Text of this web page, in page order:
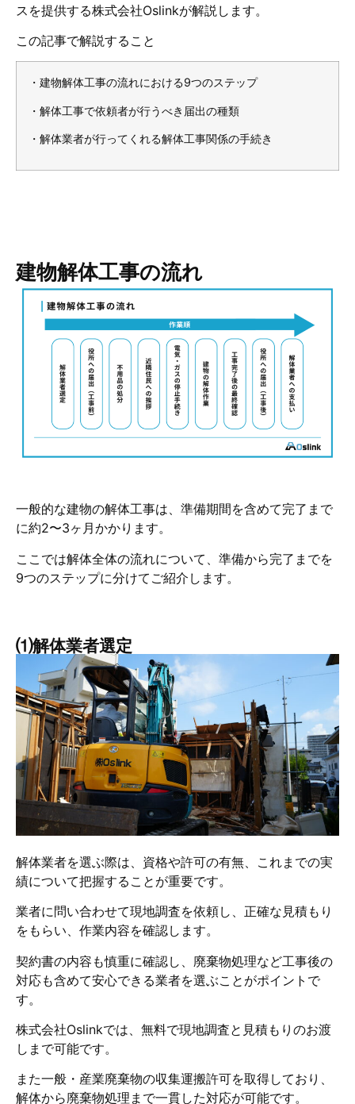
スを提供する株式会社Oslinkが解説します。
この記事で解説すること
・建物解体工事の流れにおける9つのステップ
・解体工事で依頼者が行うべき届出の種類
・解体業者が行ってくれる解体工事関係の手続き
建物解体工事の流れ
一般的な建物の解体工事は、準備期間を含めて完了まで
に約2〜3ヶ月かかります。
ここでは解体全体の流れについて、準備から完了までを
9つのステップに分けてご紹介します。
⑴解体業者選定
解体業者を選ぶ際は、資格や許可の有無、これまでの実
績について把握することが重要です。
業者に問い合わせて現地調査を依頼し、正確な見積もり
をもらい、作業内容を確認します。
契約書の内容も慎重に確認し、廃棄物処理など工事後の
対応も含めて安心できる業者を選ぶことがポイントで
す。
株式会社Oslinkでは、無料で現地調査と見積もりのお渡
しまで可能です。
また一般・産業廃棄物の収集運搬許可を取得しており、
解体から廃棄物処理まで一貫した対応が可能です。